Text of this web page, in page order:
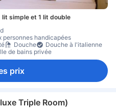
lit simple et 1 lit double
handicapées
Douche
Douche à l'italienne
de bains privée
prix
Triple Room)